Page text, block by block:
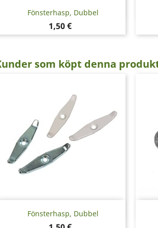
Fönsterhasp, Dubbel
Pris
1,50 €
Snabbvy
som köpt denna
Fönsterhasp, Dubbel
Snabbvy